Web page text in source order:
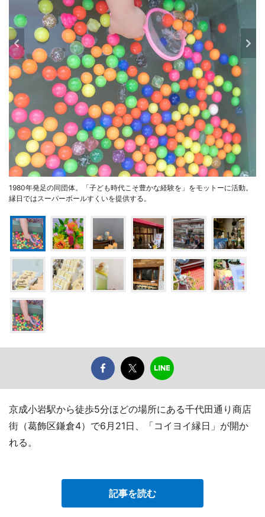
1980年発足の同団体。「子ども時代こそ豊かな経験を」をモットーに活動。
縁日ではスーパーボールすくいを提供する。
京成小岩駅から徒歩5分ほどの場所にある千代田通り商店
街（葛飾区鎌倉4）で6月21日、「コイヨイ縁日」が開か
れる。
記事を読む